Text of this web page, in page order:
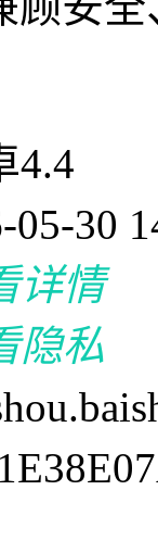
4.4
30
详情
隐私